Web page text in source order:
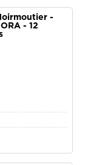
-
- 12